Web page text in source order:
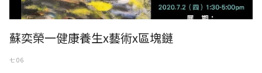
蘇奕榮一健康養生x藝術x區塊鏈
七 06